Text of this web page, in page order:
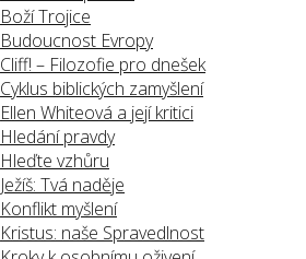
Boží Trojice
Budoucnost Evropy
Cliff! – Filozofie pro dnešek
Cyklus biblických zamyšlení
Ellen Whiteová a její kritici
Hledání pravdy
Hleďte vzhůru
Ježíš: Tvá naděje
Konflikt myšlení
Kristus: naše Spravedlnost